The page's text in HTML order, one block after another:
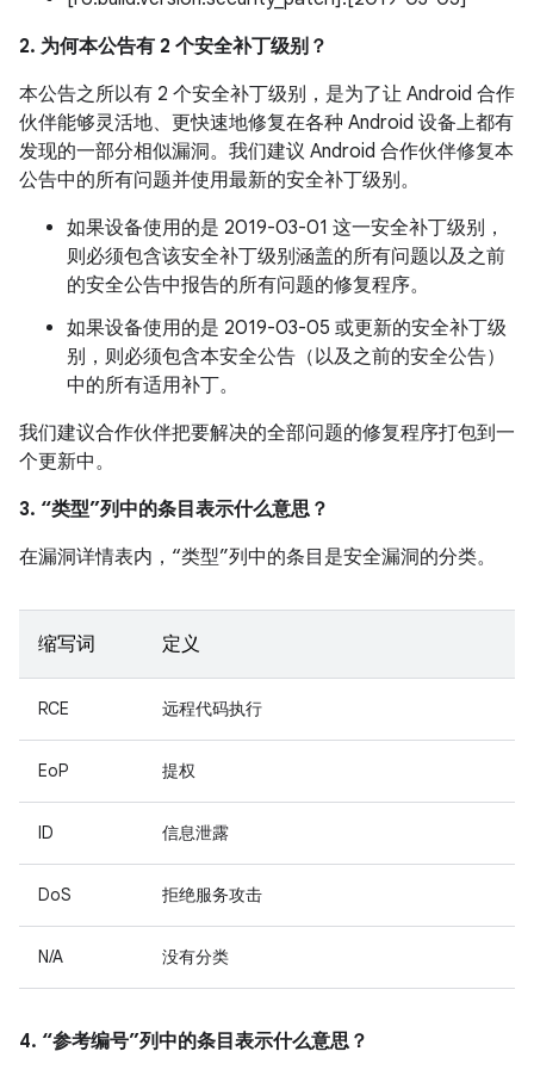
2. 为何本公告有 2 个安全补丁级别？
本公告之所以有 2 个安全补丁级别，是为了让 Android 合作
伙伴能够灵活地、更快速地修复在各种 Android 设备上都有
发现的一部分相似漏洞。我们建议 Android 合作伙伴修复本
公告中的所有问题并使用最新的安全补丁级别。
如果设备使用的是 2019-03-01 这一安全补丁级别，
则必须包含该安全补丁级别涵盖的所有问题以及之前
的安全公告中报告的所有问题的修复程序。
如果设备使用的是 2019-03-05 或更新的安全补丁级
别，则必须包含本安全公告（以及之前的安全公告）
中的所有适用补丁。
我们建议合作伙伴把要解决的全部问题的修复程序打包到一
个更新中。
3. “类型”列中的条目表示什么意思？
在漏洞详情表内，“类型”列中的条目是安全漏洞的分类。
缩写词 定义
RCE 远程代码执行
EoP 提权
ID 信息泄露
DoS 拒绝服务攻击
N/A 没有分类
4. “参考编号”列中的条目表示什么意思？